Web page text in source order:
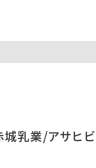
乳業/アサヒ